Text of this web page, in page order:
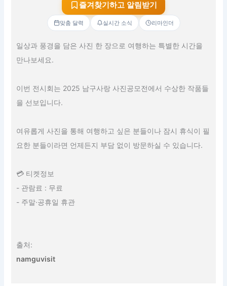
즐겨찾기하고 알림받기
맞춤 달력 실시간 소식 리마인더
일상과 풍경을 담은 사진 한 장으로 여행하는 특별한 시간을
만나보세요.
이번 전시회는 2025 남구사랑 사진공모전에서 수상한 작품들
을 선보입니다.
여유롭게 사진을 통해 여행하고 싶은 분들이나 잠시 휴식이 필
요한 분들이라면 언제든지 부담 없이 방문하실 수 있습니다.
💳 티켓정보
- 관람료 : 무료
- 주말·공휴일 휴관
출처:
namguvisit